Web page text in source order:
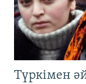
Түркімен